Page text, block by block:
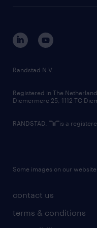
corporate governance
randstad innovation
country websites
contact us
terms & conditions
Randstad N.V.
Registered in The
Diemermere 25, 1112 TC
RANDSTAD, is a
Some images on our